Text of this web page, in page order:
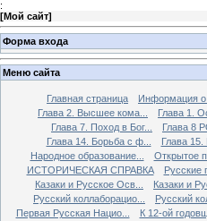
:
[Мой сайт]
Форма входа
Меню сайта
Главная страница Информация о
Глава 2. Высшее кома...
Глава 1.
Глава 7. Поход в Бог...
Глава 8
Глава 14. Борьба с ф...
Глава 15.
Народное образование...
Открытое
ИСТОРИЧЕСКАЯ СПРАВКА
Русские
Казаки и Русское Осв...
Казаки и
Русский коллаборацио...
Русский
Первая Русская Нацио...
К 12-ой